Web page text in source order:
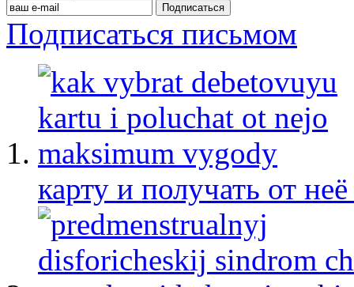
Подписаться письмом
карту и получать от